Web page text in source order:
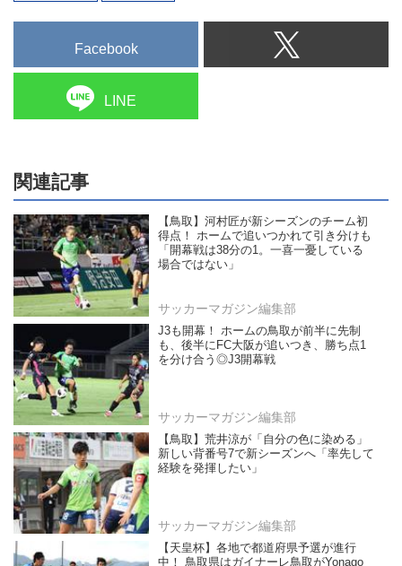
Facebook
LINE
関連記事
【鳥取】河村匠が新シーズンのチーム初
得点！ ホームで追いつかれて引き分けも
「開幕戦は38分の1。一喜一憂している
場合ではない」
サッカーマガジン編集部
J3も開幕！ ホームの鳥取が前半に先制
も、後半にFC大阪が追いつき、勝ち点1
を分け合う◎J3開幕戦
サッカーマガジン編集部
【鳥取】荒井涼が「自分の色に染める」
新しい背番号7で新シーズンへ「率先して
経験を発揮したい」
サッカーマガジン編集部
【天皇杯】各地で都道府県予選が進行
中！ 鳥取県はガイナーレ鳥取がYonago